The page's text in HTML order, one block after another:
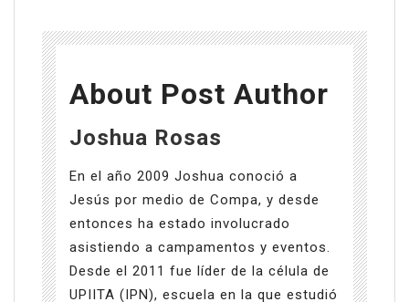
About Post Author
Joshua Rosas
En el año 2009 Joshua conoció a
Jesús por medio de Compa, y desde
entonces ha estado involucrado
asistiendo a campamentos y eventos.
Desde el 2011 fue líder de la célula de
UPIITA (IPN), escuela en la que estudió